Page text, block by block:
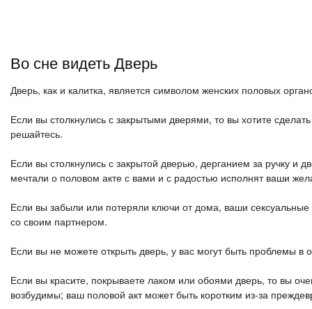
Во сне видеть Дверь
Дверь, как и калитка, является символом женских половых
Если вы столкнулись с закрытыми дверями, то вы хотите
решайтесь.
Если вы столкнулись с закрытой дверью, дерганием за ручку и
мечтали о половом акте с вами и с радостью исполнят ваши
Если вы забыли или потеряли ключи от дома, ваши
со своим партнером.
Если вы не можете открыть дверь, у вас могут быть проблемы в
Если вы красите, покрываете лаком или обоями дверь, то вы
возбудимы; ваш половой акт может быть коротким из-за